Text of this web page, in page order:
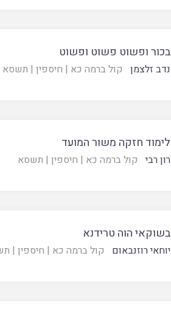
בכור ופשוט פשוט ופשוט
נדב זלצמן קול ברמה כא | חיספין | תשסא
לימוד חזקה משור המועד
רון רבי קול ברמה כא | חיספין | תשסא
בשוקאי הוה טרידנא
יוחאי רוזנבאום קול ברמה כא | חיספין |